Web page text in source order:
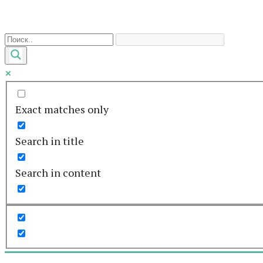
контенту
Exact matches only
Search in title
Search in content